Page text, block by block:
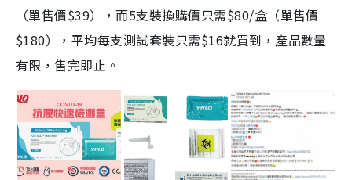
（單售價$39），而5支裝換購價只需$80/盒（單售價
$180），平均每支測試套裝只需$16就買到，產品數量
有限，售完即止。